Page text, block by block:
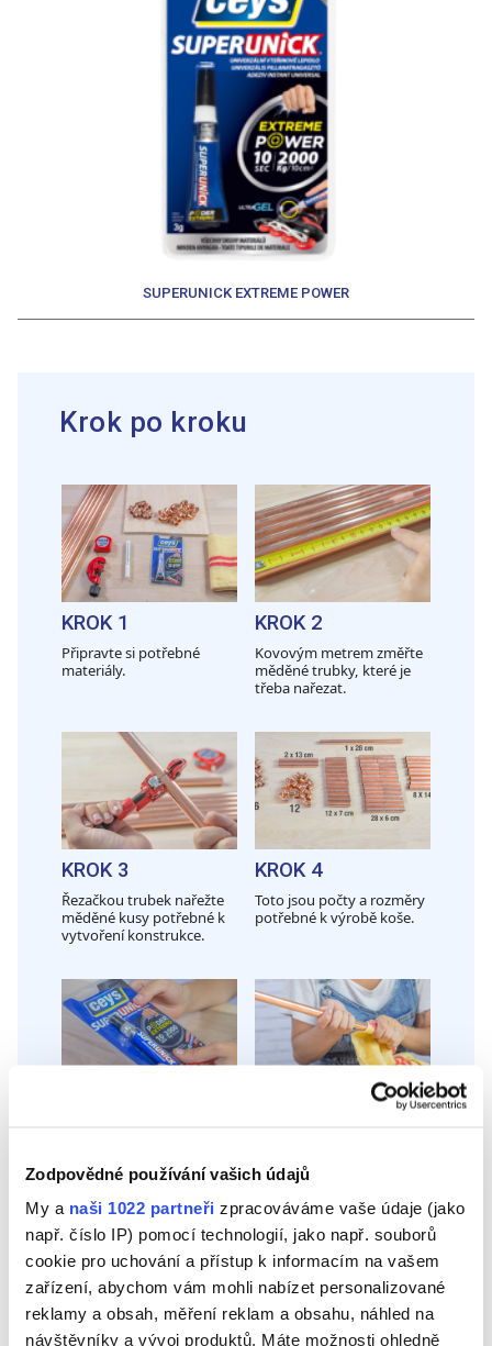
Zodpovědné používání vašich údajů
My a naši 1022 partneři zpracováváme vaše údaje (jako
např. číslo IP) pomocí technologií, jako např. souborů
cookie pro uchování a přístup k informacím na vašem
zařízení, abychom vám mohli nabízet personalizované
reklamy a obsah, měření reklam a obsahu, náhled na
návštěvníky a vývoj produktů. Máte možnosti ohledně
SUPERUNICK EXTREME POWER
Krok po kroku
KROK 1
Připravte si potřebné
materiály.
KROK 2
Kovovým metrem změřte
měděné trubky, které je
třeba nařezat.
KROK 3
Řezačkou trubek nařežte
měděné kusy potřebné k
vytvoření konstrukce.
KROK 4
Toto jsou počty a rozměry
potřebné k výrobě koše.
ostatním dílům použijte
sekundové lepidlo
Superunick Extreme
Power.
kusy hadříkem důkladně
vyčistěte.